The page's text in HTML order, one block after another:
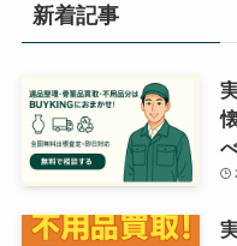
新着記事